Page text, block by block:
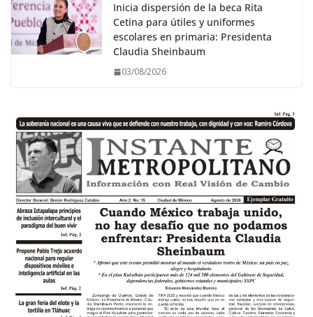
Inicia dispersión de la beca Rita
Cetina para útiles y uniformes
escolares en primaria: Presidenta
Claudia Sheinbaum
03/08/2026